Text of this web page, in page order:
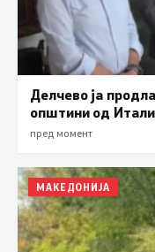
Делчево ја
општини од
пред момент
МАКЕДОНИЈА